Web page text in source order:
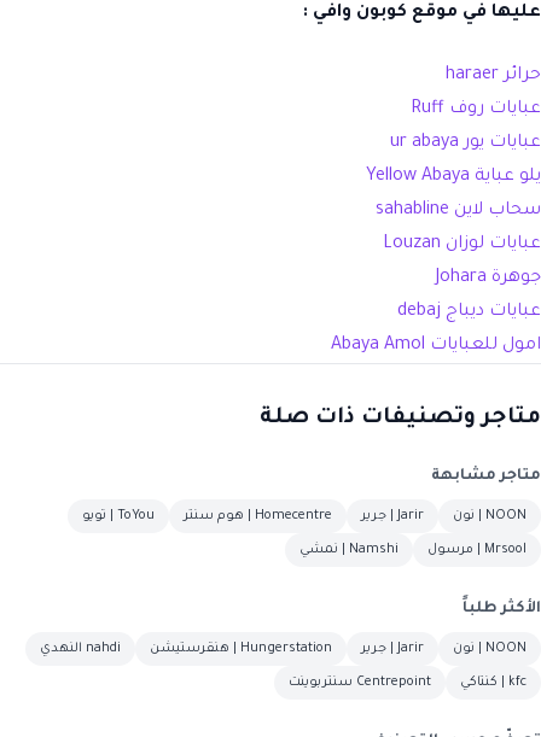
عليها في موقع كوبون وافي :
حرائر haraer
عبايات روف Ruff
عبايات يور ur abaya
يلو عباية Yellow Abaya
سحاب لاين sahabline
عبايات لوزان Louzan
جوهرة Johara
عبايات ديباج debaj
امول للعبايات Abaya Amol
متاجر وتصنيفات ذات صلة
متاجر مشابهة
NOON | نون Jarir | جرير Homecentre | هوم سنتر ToYou | تويو
Mrsool | مرسول Namshi | نمشي
الأكثر طلباً
NOON | نون Jarir | جرير Hungerstation | هنقرستيشن nahdi النهدي
kfc | كنتاكي Centrepoint سنتربوينت